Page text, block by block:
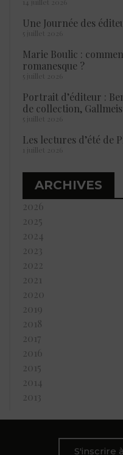
14 juillet 2026
Une Journée des
5 juillet 2026
Marie Boulic :
romanesque ?
5 juillet 2026
Portrait d’éditeur :
de collection,
5 juillet 2026
Les lectures d’été de
1 juillet 2026
ARCHIVES
2026
2025
2024
2023
2022
2021
2020
2019
2018
2017
2016
2015
2014
2013
S'inscrire